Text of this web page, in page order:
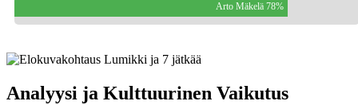
Arto Mäkelä 78%
Analyysi ja Kulttuurinen Vaikutus